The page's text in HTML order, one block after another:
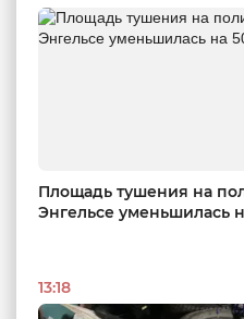
Площадь тушения на
Энгельсе уменьшилась
13:18